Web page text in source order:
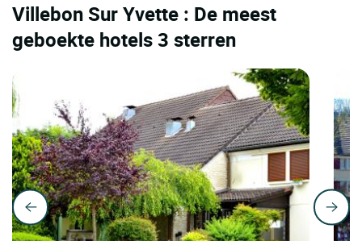
Villebon Sur Yvette : De meest
geboekte hotels 3 sterren